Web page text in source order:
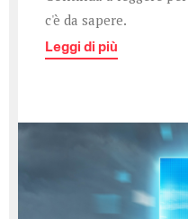
c'è da sapere.
Leggi di più